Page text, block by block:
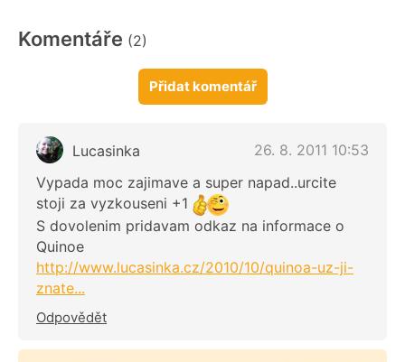
Komentáře (2)
Přidat komentář
Lucasinka
26. 8. 2011 10:53
Vypada moc zajimave a super napad..urcite
stoji za vyzkouseni +1
S dovolenim pridavam odkaz na informace o
Quinoe
http://www.lucasinka.cz/2010/10/quinoa-uz-ji-
znate...
Odpovědět